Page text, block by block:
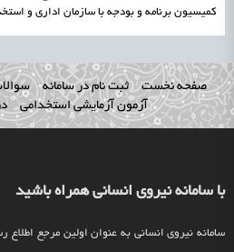
کمیسیون برنامه و بودجه با سازمان اداری و
صفحه نخست ثبت نام در سامانه
آزمون آزمایشی استخدامی
با سامانه نیروی انسانی همراه باشید
سامانه نیروی انسانی به عنوان اولین مرجع